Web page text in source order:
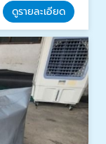
ดูรายละเอียด